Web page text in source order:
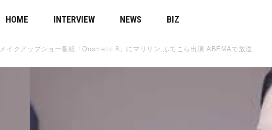
HOME INTERVIEW NEWS BIZ
メイクアップショー番組「Qosmetic 8」にマリリン,ふてこら出演 ABEMAで放送